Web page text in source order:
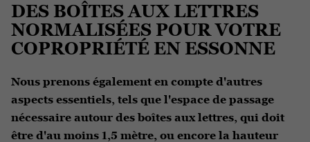
DES BOÎTES AUX LETTRES
NORMALISÉES POUR VOTRE
COPROPRIÉTÉ EN ESSONNE
Nous prenons également en compte d'autres
aspects essentiels, tels que l'espace de passage
nécessaire autour des boîtes aux lettres, qui doit
être d'au moins 1,5 mètre, ou encore la hauteur